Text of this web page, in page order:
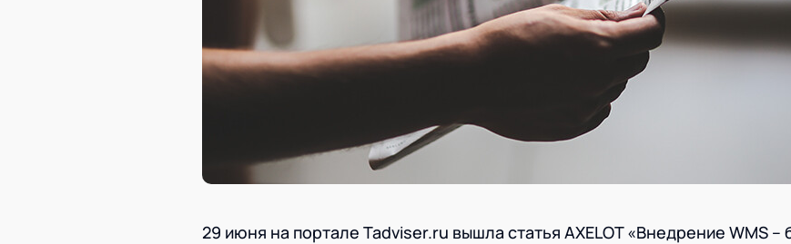
29 июня на портале Tadviser.ru вышла статья AXELOT «Внедрение WMS –